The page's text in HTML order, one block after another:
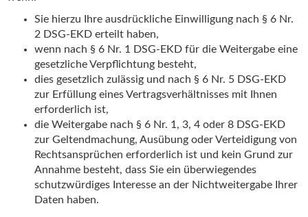
Sie hierzu Ihre ausdrückliche Einwilligung nach § 6 Nr.
2 DSG-EKD erteilt haben,
wenn nach § 6 Nr. 1 DSG-EKD für die Weitergabe eine
gesetzliche Verpflichtung besteht,
dies gesetzlich zulässig und nach § 6 Nr. 5 DSG-EKD
zur Erfüllung eines Vertragsverhältnisses mit Ihnen
erforderlich ist,
die Weitergabe nach § 6 Nr. 1, 3, 4 oder 8 DSG-EKD
zur Geltendmachung, Ausübung oder Verteidigung von
Rechtsansprüchen erforderlich ist und kein Grund zur
Annahme besteht, dass Sie ein überwiegendes
schutzwürdiges Interesse an der Nichtweitergabe Ihrer
Daten haben.